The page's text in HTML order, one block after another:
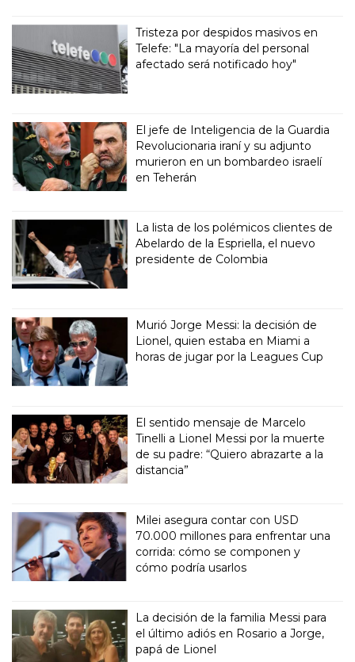
Tristeza por despidos masivos en
Telefe: "La mayoría del personal
afectado será notificado hoy"
El jefe de Inteligencia de la Guardia
Revolucionaria iraní y su adjunto
murieron en un bombardeo israelí
en Teherán
La lista de los polémicos clientes de
Abelardo de la Espriella, el nuevo
presidente de Colombia
Murió Jorge Messi: la decisión de
Lionel, quien estaba en Miami a
horas de jugar por la Leagues Cup
El sentido mensaje de Marcelo
Tinelli a Lionel Messi por la muerte
de su padre: “Quiero abrazarte a la
distancia”
Milei asegura contar con USD
70.000 millones para enfrentar una
corrida: cómo se componen y
cómo podría usarlos
La decisión de la familia Messi para
el último adiós en Rosario a Jorge,
papá de Lionel